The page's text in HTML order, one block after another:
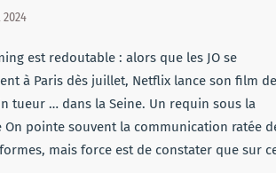
est redoutable : alors que les JO se
à Paris dès juillet, Netflix lance son film de
tueur … dans la Seine. Un requin sous la
On pointe souvent la communication ratée
mais force est de constater que sur